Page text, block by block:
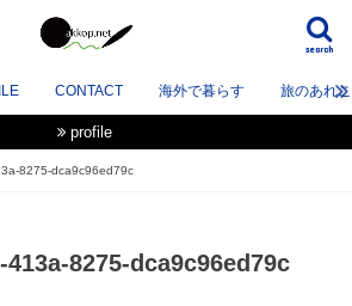
search
CONTACT 海外で暮らす 旅のあれ
profile
8275-dca9c96ed79c
8275-dca9c96ed79c